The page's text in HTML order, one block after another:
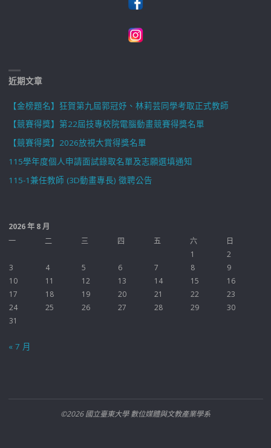
近期文章
【金榜題名】狂賀第九屆郭冠妤、林莉芸同學考取正式教師
【競賽得獎】第22屆技專校院電腦動畫競賽得獎名單
【競賽得獎】2026放視大賞得獎名單
115學年度個人申請面試錄取名單及志願選填通知
115-1兼任教師 (3D動畫專長) 徵聘公告
2026 年 8 月
一
二 三 四 五 六
日
1
2
3
4 5 6 7 8
9
10
11 12 13 14 15
16
17
18 19 20 21 22
23
24
25 26 27 28 29
30
31
« 7 月
©2026 國立臺東大學 數位媒體與文教產業學系